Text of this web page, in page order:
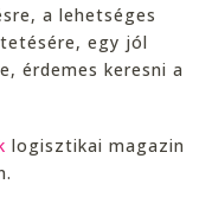
a lehetséges
egy jól
érdemes keresni a
logisztikai magazin